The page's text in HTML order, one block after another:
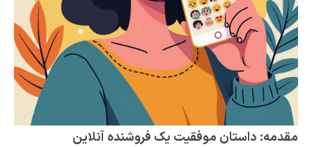
مقدمه: داستان موفقیت یک فروشنده آنلاین